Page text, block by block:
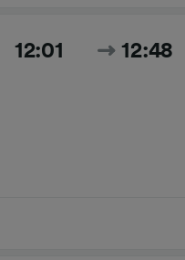
12:01 12:48